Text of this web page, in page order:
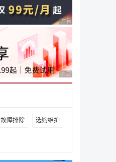
广告 商业广告，理性
广告 商业广告，理性
故障排除 选购维护